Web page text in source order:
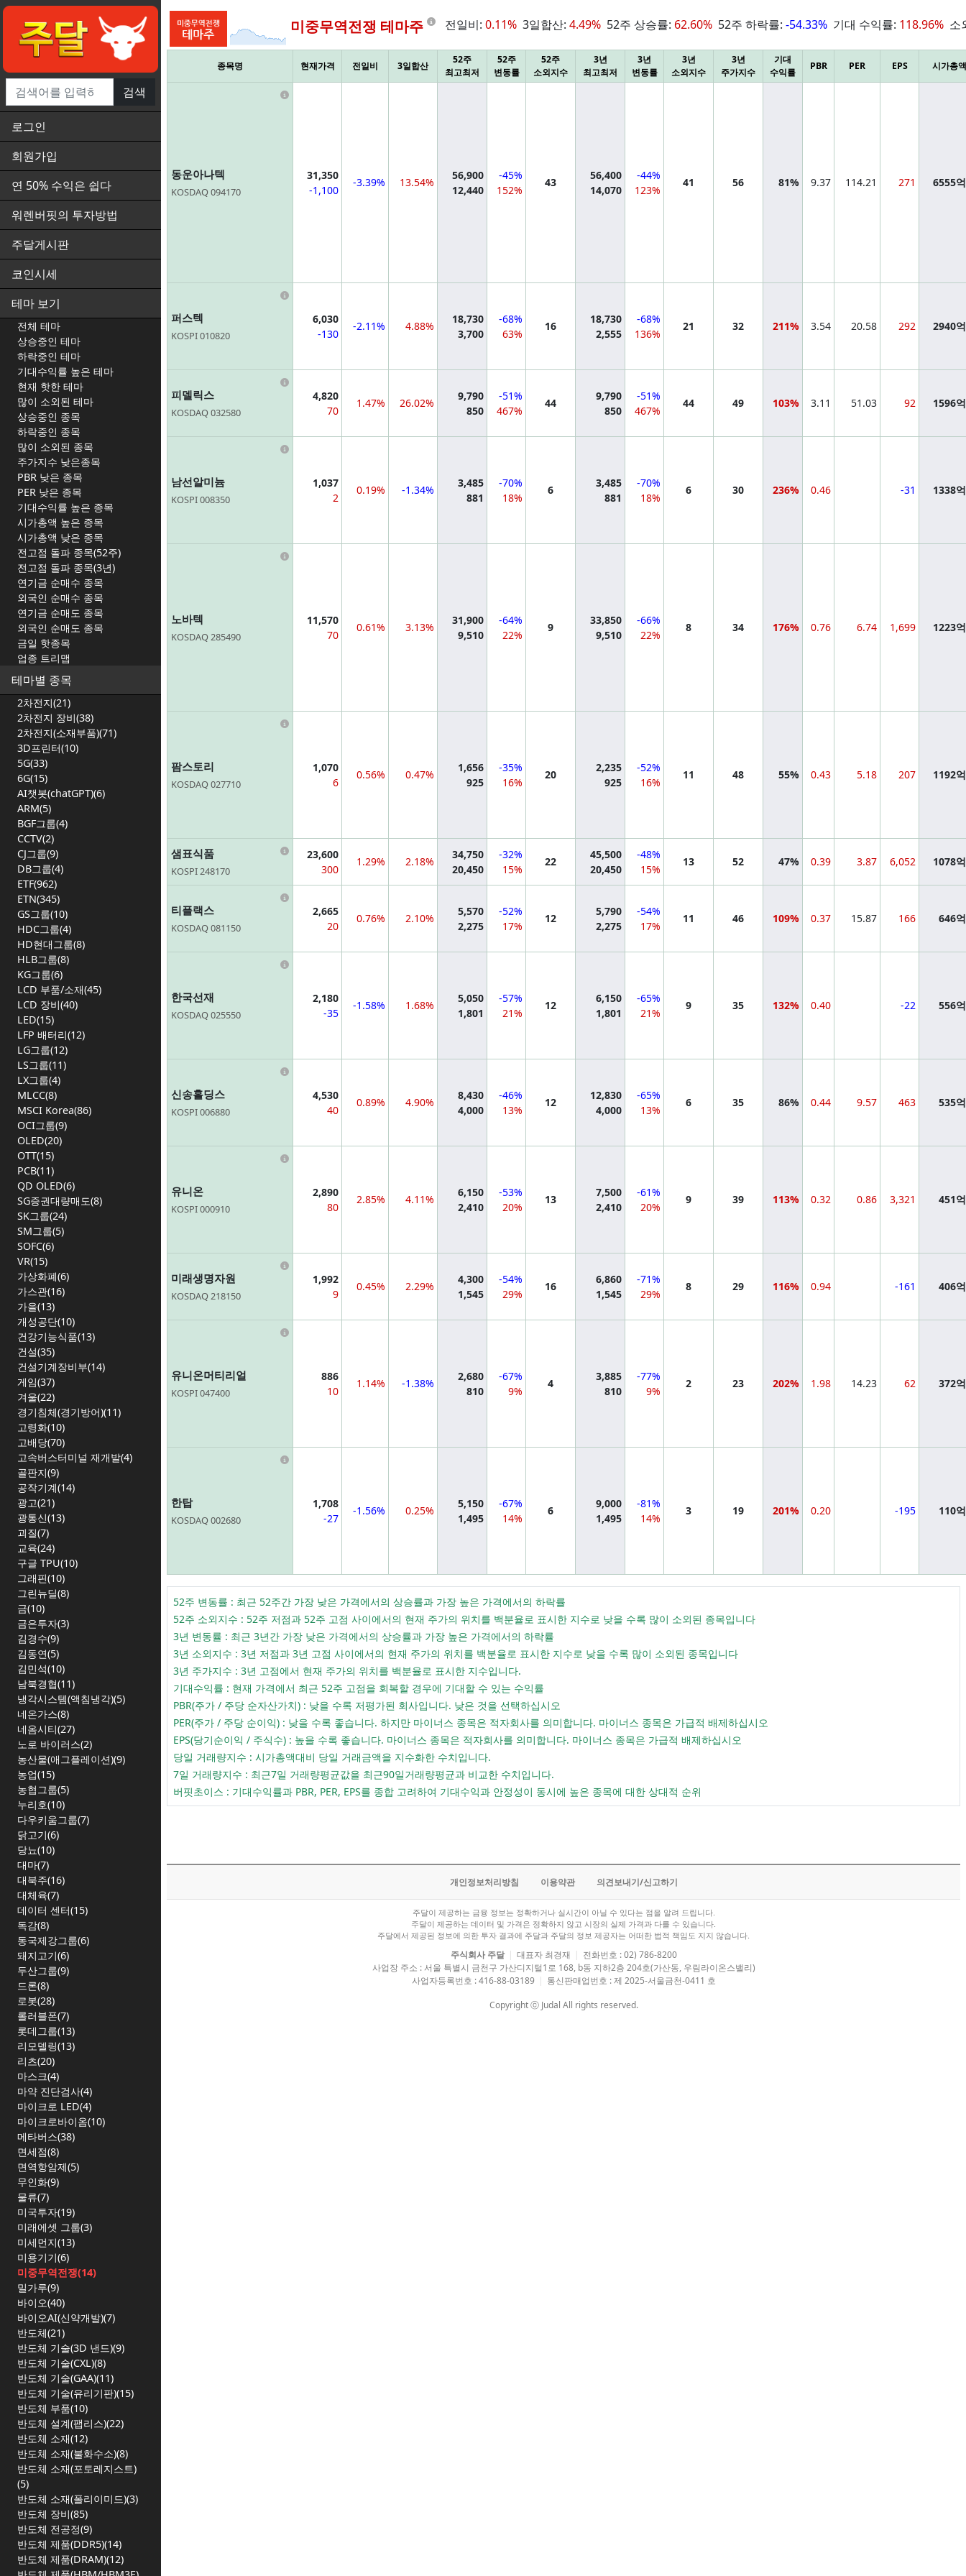
검색
로그인
회원가입
연 50% 수익은 쉽다
워렌버핏의 투자방법
주달게시판
코인시세
테마 보기
전체 테마
상승중인 테마
하락중인 테마
기대수익률 높은 테마
현재 핫한 테마
많이 소외된 테마
상승중인 종목
하락중인 종목
많이 소외된 종목
주가지수 낮은종목
PBR 낮은 종목
PER 낮은 종목
기대수익률 높은 종목
시가총액 높은 종목
시가총액 낮은 종목
전고점 돌파 종목(52주)
전고점 돌파 종목(3년)
연기금 순매수 종목
외국인 순매수 종목
연기금 순매도 종목
외국인 순매도 종목
금일 핫종목
업종 트리맵
테마별 종목
2차전지(21)
2차전지 장비(38)
2차전지(소재부품)(71)
3D프린터(10)
5G(33)
6G(15)
AI챗봇(chatGPT)(6)
ARM(5)
BGF그룹(4)
CCTV(2)
CJ그룹(9)
DB그룹(4)
ETF(962)
ETN(345)
GS그룹(10)
HDC그룹(4)
HD현대그룹(8)
HLB그룹(8)
KG그룹(6)
LCD 부품/소재(45)
LCD 장비(40)
LED(15)
LFP 배터리(12)
LG그룹(12)
LS그룹(11)
LX그룹(4)
MLCC(8)
MSCI Korea(86)
OCI그룹(9)
OLED(20)
OTT(15)
PCB(11)
QD OLED(6)
SG증권대량매도(8)
SK그룹(24)
SM그룹(5)
SOFC(6)
VR(15)
가상화폐(6)
가스관(16)
가을(13)
개성공단(10)
건강기능식품(13)
건설(35)
건설기계장비부(14)
게임(37)
겨울(22)
경기침체(경기방어)(11)
고령화(10)
고배당(70)
고속버스터미널 재개발(4)
골판지(9)
공작기계(14)
광고(21)
광통신(13)
괴질(7)
교육(24)
구글 TPU(10)
그래핀(10)
그린뉴딜(8)
금(10)
금은투자(3)
김경수(9)
김동연(5)
김민석(10)
남북경협(11)
냉각시스템(액침냉각)(5)
네온가스(8)
네옴시티(27)
노로 바이러스(2)
농산물(애그플레이션)(9)
농업(15)
농협그룹(5)
누리호(10)
다우키움그룹(7)
닭고기(6)
당뇨(10)
대마(7)
대북주(16)
대체육(7)
데이터 센터(15)
독감(8)
동국제강그룹(6)
돼지고기(6)
두산그룹(9)
드론(8)
로봇(28)
롤러블폰(7)
롯데그룹(13)
리모델링(13)
리츠(20)
마스크(4)
마약 진단검사(4)
마이크로 LED(4)
마이크로바이옴(10)
메타버스(38)
면세점(8)
면역항암제(5)
무인화(9)
물류(7)
미국투자(19)
미래에셋 그룹(3)
미세먼지(13)
미용기기(6)
미중무역전쟁(14)
밀가루(9)
바이오(40)
바이오AI(신약개발)(7)
반도체(21)
반도체 기술(3D 낸드)(9)
반도체 기술(CXL)(8)
반도체 기술(GAA)(11)
반도체 기술(유리기판)(15)
반도체 부품(10)
반도체 설계(팹리스)(22)
반도체 소재(12)
반도체 소재(불화수소)(8)
반도체 소재(포토레지스트)
(5)
반도체 소재(폴리이미드)(3)
반도체 장비(85)
반도체 전공정(9)
반도체 제품(DDR5)(14)
반도체 제품(DRAM)(12)
미중무역전쟁 테마주 Information
전일비: 0.11% 3일합산: 4.49% 52주 상승률: 62.60% 52주 하락률: -54.33% 기대 수익률: 118.96% 소
종목명 현재가격 전일비 3일합산
52주
최고최저
52주
변동률
52주
소외지수
3년
최고최저
3년
변동률
3년
소외지수
3년
주가지수
기대
수익률
PBR PER EPS 시가총액
동운아나텍
KOSDAQ 094170
Information
31,350
-1,100
-3.39% 13.54%
56,900
12,440
-45%
152%
43
56,400
14,070
-44%
123%
41 56 81% 9.37 114.21 271 6555
퍼스텍
KOSPI 010820
Information
6,030
-130
-2.11% 4.88%
18,730
3,700
-68%
63%
16
18,730
2,555
-68%
136%
21 32 211% 3.54 20.58 292 2940
피델릭스
KOSDAQ 032580
Information
4,820
70
1.47% 26.02%
9,790
850
-51%
467%
44
9,790
850
-51%
467%
44 49 103% 3.11 51.03 92 1596
남선알미늄
KOSPI 008350
Information
1,037
2
0.19% -1.34%
3,485
881
-70%
18%
6
3,485
881
-70%
18%
6 30 236% 0.46 -31 1338
노바텍
KOSDAQ 285490
Information
11,570
70
0.61% 3.13%
31,900
9,510
-64%
22%
9
33,850
9,510
-66%
22%
8 34 176% 0.76 6.74 1,699 1223
팜스토리
KOSDAQ 027710
Information
1,070
6
0.56% 0.47%
1,656
925
-35%
16%
20
2,235
925
-52%
16%
11 48 55% 0.43 5.18 207 1192
샘표식품
KOSPI 248170
Information
23,600
300
1.29% 2.18%
34,750
20,450
-32%
15%
22
45,500
20,450
-48%
15%
13 52 47% 0.39 3.87 6,052 1078
티플랙스
KOSDAQ 081150
Information
2,665
20
0.76% 2.10%
5,570
2,275
-52%
17%
12
5,790
2,275
-54%
17%
11 46 109% 0.37 15.87 166 646
한국선재
KOSDAQ 025550
Information
2,180
-35
-1.58% 1.68%
5,050
1,801
-57%
21%
12
6,150
1,801
-65%
21%
9 35 132% 0.40 -22 556
신송홀딩스
KOSPI 006880
Information
4,530
40
0.89% 4.90%
8,430
4,000
-46%
13%
12
12,830
4,000
-65%
13%
6 35 86% 0.44 9.57 463 535
유니온
KOSPI 000910
Information
2,890
80
2.85% 4.11%
6,150
2,410
-53%
20%
13
7,500
2,410
-61%
20%
9 39 113% 0.32 0.86 3,321 451
미래생명자원
KOSDAQ 218150
Information
1,992
9
0.45% 2.29%
4,300
1,545
-54%
29%
16
6,860
1,545
-71%
29%
8 29 116% 0.94 -161 406
유니온머티리얼
KOSPI 047400
Information
886
10
1.14% -1.38%
2,680
810
-67%
9%
4
3,885
810
-77%
9%
2 23 202% 1.98 14.23 62 372
한탑
KOSDAQ 002680
Information
1,708
-27
-1.56% 0.25%
5,150
1,495
-67%
14%
6
9,000
1,495
-81%
14%
3 19 201% 0.20 -195 110
52주 변동률 : 최근 52주간 가장 낮은 가격에서의 상승률과 가장 높은 가격에서의 하락률
52주 소외지수 : 52주 저점과 52주 고점 사이에서의 현재 주가의 위치를 백분율로 표시한 지수로 낮을 수록 많이 소외된 종목입니다
3년 변동률 : 최근 3년간 가장 낮은 가격에서의 상승률과 가장 높은 가격에서의 하락률
3년 소외지수 : 3년 저점과 3년 고점 사이에서의 현재 주가의 위치를 백분율로 표시한 지수로 낮을 수록 많이 소외된 종목입니다
3년 주가지수 : 3년 고점에서 현재 주가의 위치를 백분율로 표시한 지수입니다.
기대수익률 : 현재 가격에서 최근 52주 고점을 회복할 경우에 기대할 수 있는 수익률
PBR(주가 / 주당 순자산가치) : 낮을 수록 저평가된 회사입니다. 낮은 것을 선택하십시오
PER(주가 / 주당 순이익) : 낮을 수록 좋습니다. 하지만 마이너스 종목은 적자회사를 의미합니다. 마이너스 종목은 가급적 배제하십시오
EPS(당기순이익 / 주식수) : 높을 수록 좋습니다. 마이너스 종목은 적자회사를 의미합니다. 마이너스 종목은 가급적 배제하십시오
당일 거래량지수 : 시가총액대비 당일 거래금액을 지수화한 수치입니다.
7일 거래량지수 : 최근7일 거래량평균값을 최근90일거래량평균과 비교한 수치입니다.
버핏초이스 : 기대수익률과 PBR, PER, EPS를 종합 고려하여 기대수익과 안정성이 동시에 높은 종목에 대한 상대적 순위
개인정보처리방침 이용약관 의견보내기/신고하기
주달이 제공하는 금융 정보는 정확하거나 실시간이 아닐 수 있다는 점을 알려 드립니다.
주달이 제공하는 데이터 및 가격은 정확하지 않고 시장의 실제 가격과 다를 수 있습니다.
주달에서 제공된 정보에 의한 투자 결과에 주달과 주달의 정보 제공자는 어떠한 법적 책임도 지지 않습니다.
주식회사 주달 | 대표자 최경재 | 전화번호 : 02) 786-8200
사업장 주소 : 서울 특별시 금천구 가산디지털1로 168, b동 지하2층 204호(가산동, 우림라이온스밸리)
사업자등록번호 : 416-88-03189 | 통신판매업번호 : 제 2025-서울금천-0411 호
Copyright ⓒ Judal All rights reserved.